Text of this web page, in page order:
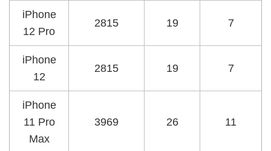
iPhone
12 Pro
2815 19 7
iPhone
12
2815 19 7
iPhone
11 Pro
Max
3969 26 11